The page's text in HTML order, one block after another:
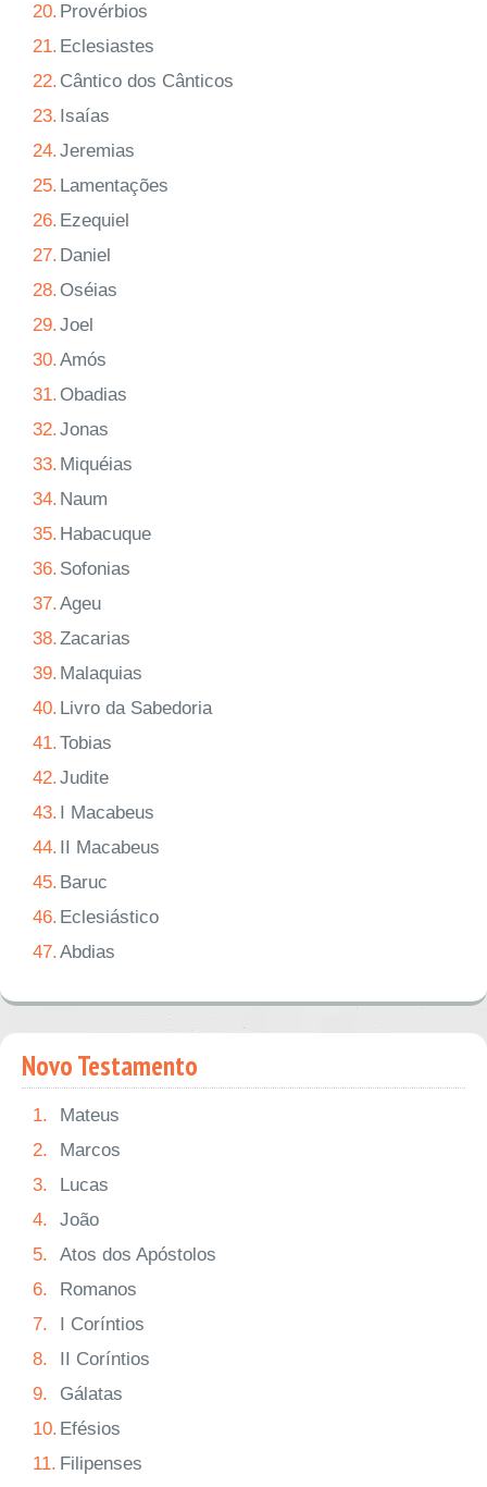
20. Provérbios
21. Eclesiastes
22. Cântico dos Cânticos
23. Isaías
24.Jeremias
25. Lamentações
26. Ezequiel
27. Daniel
28. Oséias
29.Joel
30.Amós
31. Obadias
32.Jonas
33. Miquéias
34. Naum
35. Habacuque
36. Sofonias
37.Ageu
38.Zacarias
39. Malaquias
40. Livro da Sabedoria
41.Tobias
42.Judite
43. I Macabeus
44. II Macabeus
45. Baruc
46. Eclesiástico
47.Abdias
Novo Testamento
1.
Mateus
2.
Marcos
3.
Lucas
4.
João
5.
Atos dos Apóstolos
6.
Romanos
7.
I Coríntios
8.
II Coríntios
9.
Gálatas
10. Efésios
11. Filipenses